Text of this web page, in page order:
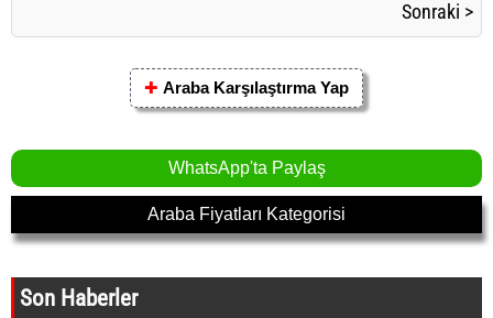
Sonraki >
✚ Araba Karşılaştırma Yap
WhatsApp'ta Paylaş
Araba Fiyatları Kategorisi
Son Haberler